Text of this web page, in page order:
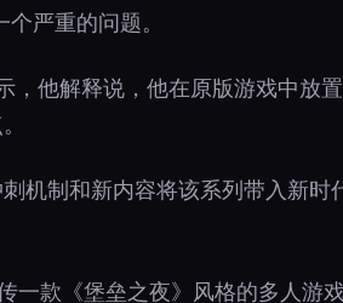
严重的问题。
，他解释说，他在原版游戏中放
机制和新内容将该系列带入新时
款《堡垒之夜》风格的多人游